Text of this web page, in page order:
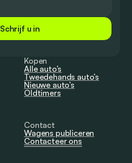
Schrijf u in
Kopen
Alle auto’s
Tweedehands auto’s
Nieuwe auto’s
Oldtimers
Contact
Wagens publiceren
Contacteer ons